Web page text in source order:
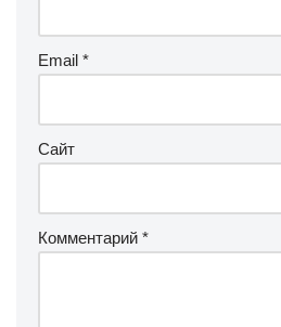
Email *
Сайт
Комментарий *